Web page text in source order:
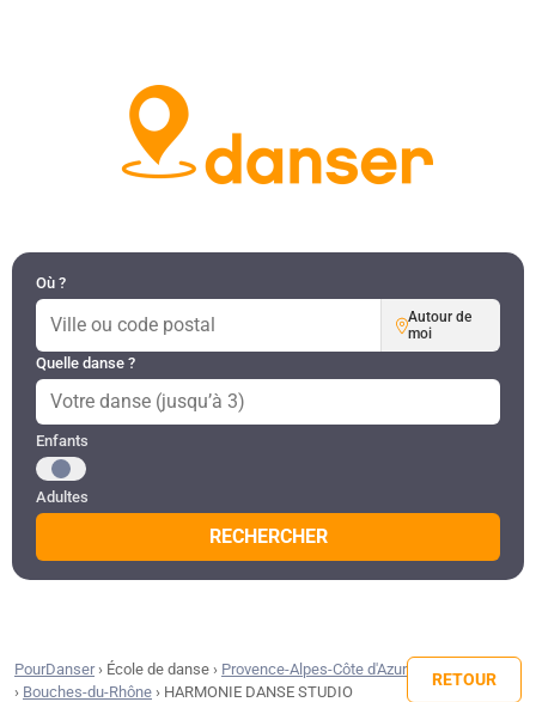
Où ?
Autour de
moi
Quelle danse ?
Public recherché
Enfants
Adultes
RECHERCHER
PourDanser› École de danse › Provence-Alpes-Côte d'Azur
› Bouches-du-Rhône › HARMONIE DANSE STUDIO
RETOUR